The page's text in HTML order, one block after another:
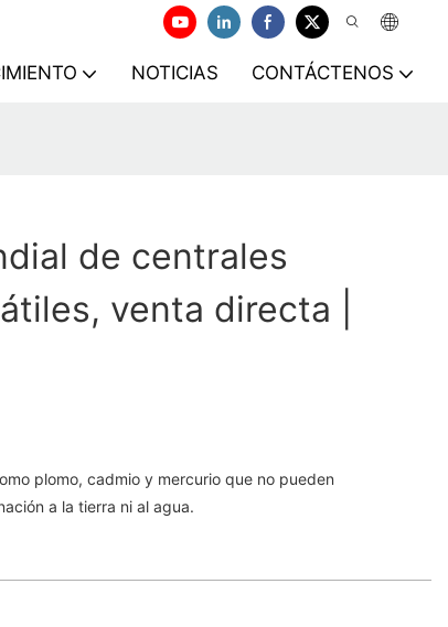
NOTICIAS CONTÁCTENOS
de centrales
venta directa |
plomo, cadmio y mercurio que no pueden
a la tierra ni al agua.